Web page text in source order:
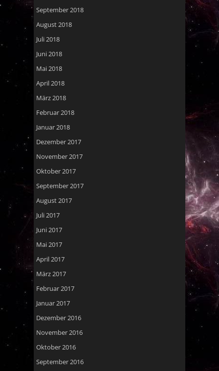
September 2018
August 2018
Juli 2018
Juni 2018
Mai 2018
April 2018
März 2018
Februar 2018
Januar 2018
Dezember 2017
November 2017
Oktober 2017
September 2017
August 2017
Juli 2017
Juni 2017
Mai 2017
April 2017
März 2017
Februar 2017
Januar 2017
Dezember 2016
November 2016
Oktober 2016
September 2016